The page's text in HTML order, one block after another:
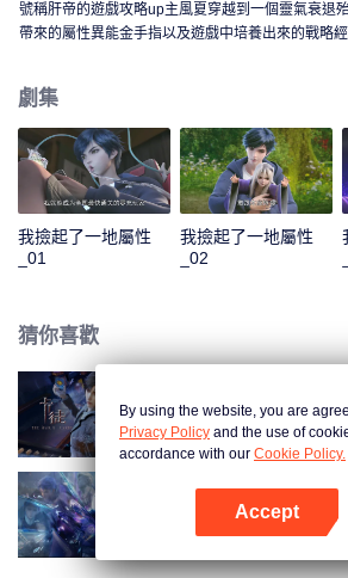
號稱肝帝的遊戲攻略up主風夏穿越到一個靈氣衰退
帶來的屬性異能金手指以及遊戲中培養出來的戰略
的迫害，並復甦了玄元世界的天地靈氣；玄元世界
元世界視為一塊肥肉，開始搶奪。為保此界安寧，
守護住了世界和平；但塵海老祖卻因此不幸身逝，
法，風夏最終踏上了成神之路。
劇集
我撿起了一地屬性
_01
我撿起了一地屬性
_02
猜你喜歡
卡徒
王者榮耀：榮耀之章
By using the website, you are
Privacy Policy and the use of
accordance with our Cookie Policy.
Accept